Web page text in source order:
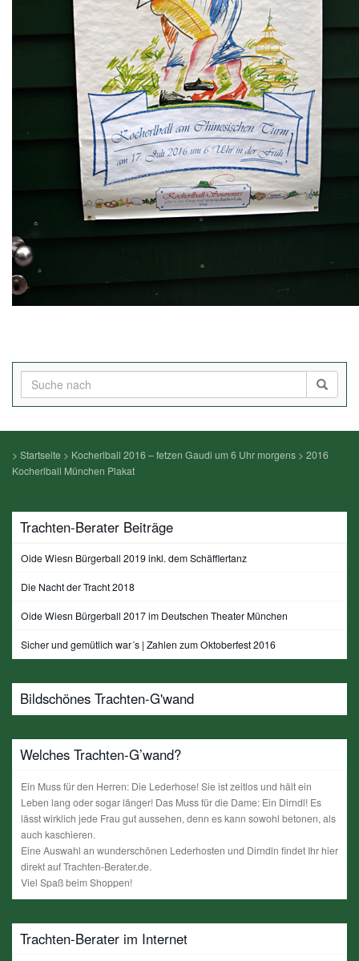
> Startseite > Kocherlball 2016 – fetzen Gaudi um 6 Uhr morgens > 2016
Kocherlball München Plakat
Trachten-Berater Beiträge
Oide Wiesn Bürgerball 2019 inkl. dem Schäfflertanz
Die Nacht der Tracht 2018
Oide Wiesn Bürgerball 2017 im Deutschen Theater München
Sicher und gemütlich war´s | Zahlen zum Oktoberfest 2016
Bildschönes Trachten-G'wand
Welches Trachten-G’wand?
Ein Muss für den Herren: Die Lederhose! Sie ist zeitlos und hält ein
Leben lang oder sogar länger! Das Muss für die Dame: Ein Dirndl! Es
lässt wirklich jede Frau gut aussehen, denn es kann sowohl betonen, als
auch kaschieren.
Eine Auswahl an wunderschönen Lederhosten und Dirndln findet Ihr hier
direkt auf Trachten-Berater.de.
Viel Spaß beim Shoppen!
Trachten-Berater im Internet